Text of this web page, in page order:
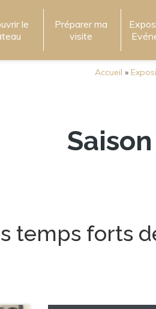
le
Préparer ma
visite
Accueil »
temps forts